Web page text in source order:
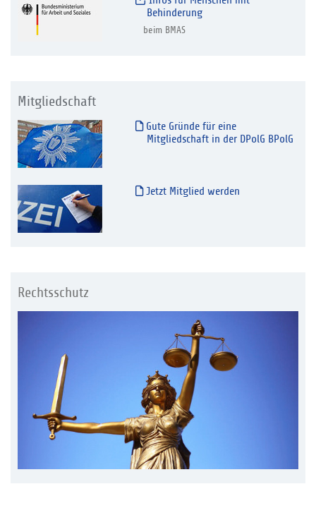
Behinderung
beim BMAS
Mitgliedschaft
Gute Gründe für eine
Mitgliedschaft in der DPolG BPolG
Jetzt Mitglied werden
Rechtsschutz